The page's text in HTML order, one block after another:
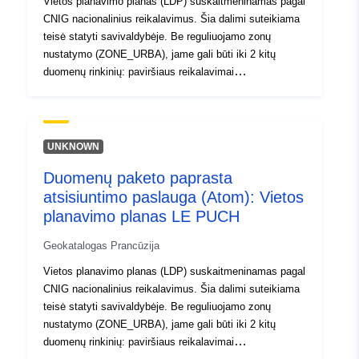
CNIG nacionalinius reikalavimus. Šia dalimi suteikiama
teisė statyti savivaldybėje. Be reguliuojamo zonų
nustatymo (ZONE_URBA), jame gali būti iki 2 kitų
duomenų rinkinių: paviršiaus reikalavimai
suskaitmeninamas pagal CNIG nacionalinius
reikalavimus. Šia dalimi suteikiama teisė statyti
(ZONE_URBA), jame gali būti iki 2 kitų duomenų
rinkinių: paviršiaus reikalavimai
(PRESCRIPTION_SURF) ir (arba) dangos informacija
UNKNOWN
Duomenų paketo paprasta
atsisiuntimo paslauga (Atom): Vietos
planavimo planas LE PUCH
Geokatalogas Prancūzija
Vietos planavimo planas (LDP) suskaitmeninamas pagal
CNIG nacionalinius reikalavimus. Šia dalimi suteikiama
teisė statyti savivaldybėje. Be reguliuojamo zonų
nustatymo (ZONE_URBA), jame gali būti iki 2 kitų
duomenų rinkinių: paviršiaus reikalavimai